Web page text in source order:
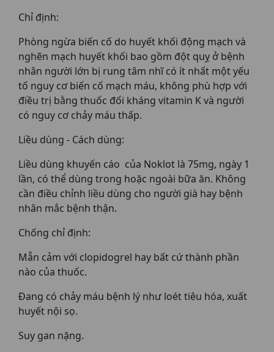
Chỉ định:
Phòng ngừa biến cố do huyết khối động mạch và
nghẽn mạch huyết khối bao gồm đột quỵ ở bệnh
nhân người lớn bị rung tâm nhĩ có ít nhất một yếu
tố nguy cơ biến cố mạch máu, không phù hợp với
điều trị bằng thuốc đối kháng vitamin K và người
có nguy cơ chảy máu thấp.
Liều dùng - Cách dùng:
Liều dùng khuyến cáo của Noklot là 75mg, ngày 1
lần, có thể dùng trong hoặc ngoài bữa ăn. Không
cần điều chỉnh liều dùng cho người già hay bệnh
nhân mắc bệnh thận.
Chống chỉ định:
Mẫn cảm với clopidogrel hay bất cứ thành phần
nào của thuốc.
Đang có chảy máu bệnh lý như loét tiêu hóa, xuất
huyết nội sọ.
Suy gan nặng.